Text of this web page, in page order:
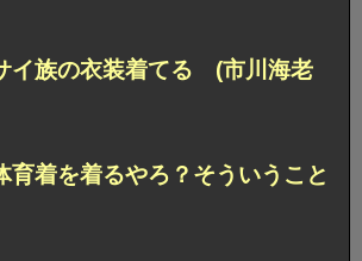
イ族の衣装着てる (市川海老
育着を着るやろ？そういうこと